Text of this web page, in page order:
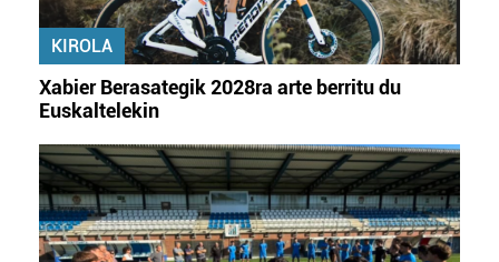
KIROLA
Xabier Berasategik 2028ra arte berritu du
Euskaltelekin